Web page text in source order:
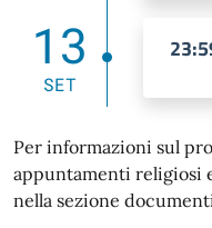
13
SET
Per informazioni sul
appuntamenti religiosi
nella sezione